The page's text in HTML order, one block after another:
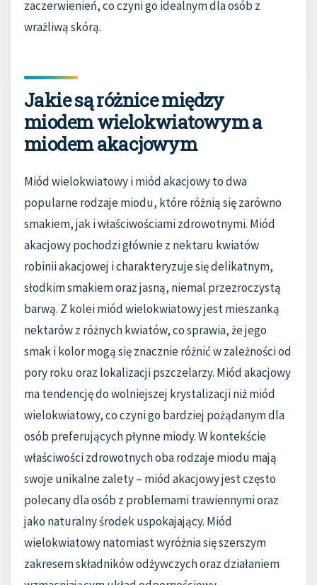
zaczerwienień, co czyni go idealnym dla osób z
wrażliwą skórą.
Jakie są różnice między
miodem wielokwiatowym a
miodem akacjowym
Miód wielokwiatowy i miód akacjowy to dwa
popularne rodzaje miodu, które różnią się zarówno
smakiem, jak i właściwościami zdrowotnymi. Miód
akacjowy pochodzi głównie z nektaru kwiatów
robinii akacjowej i charakteryzuje się delikatnym,
słodkim smakiem oraz jasną, niemal przezroczystą
barwą. Z kolei miód wielokwiatowy jest mieszanką
nektarów z różnych kwiatów, co sprawia, że jego
smak i kolor mogą się znacznie różnić w zależności od
pory roku oraz lokalizacji pszczelarzy. Miód akacjowy
ma tendencję do wolniejszej krystalizacji niż miód
wielokwiatowy, co czyni go bardziej pożądanym dla
osób preferujących płynne miody. W kontekście
właściwości zdrowotnych oba rodzaje miodu mają
swoje unikalne zalety – miód akacjowy jest często
polecany dla osób z problemami trawiennymi oraz
jako naturalny środek uspokajający. Miód
wielokwiatowy natomiast wyróżnia się szerszym
zakresem składników odżywczych oraz działaniem